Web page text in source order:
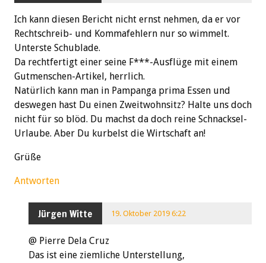
Ich kann diesen Bericht nicht ernst nehmen, da er vor
Rechtschreib- und Kommafehlern nur so wimmelt.
Unterste Schublade.
Da rechtfertigt einer seine F***-Ausflüge mit einem
Gutmenschen-Artikel, herrlich.
Natürlich kann man in Pampanga prima Essen und
deswegen hast Du einen Zweitwohnsitz? Halte uns doch
nicht für so blöd. Du machst da doch reine Schnacksel-
Urlaube. Aber Du kurbelst die Wirtschaft an!
Grüße
Antworten
Jürgen Witte 19. Oktober 2019 6:22
@ Pierre Dela Cruz
Das ist eine ziemliche Unterstellung,